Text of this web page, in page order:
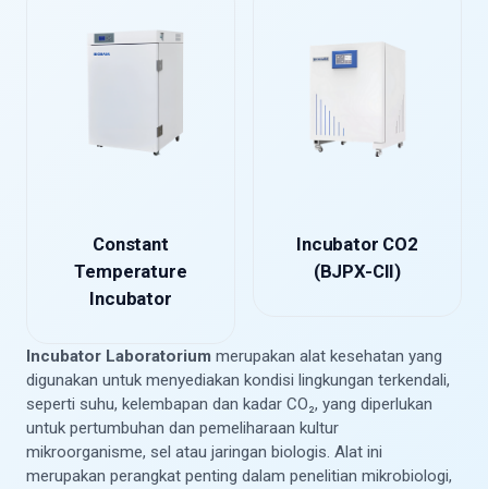
Constant
Temperature
Incubator
Incubator CO2
(BJPX-CII)
Incubator Laboratorium merupakan alat kesehatan yang
digunakan untuk menyediakan kondisi lingkungan terkendali,
seperti suhu, kelembapan dan kadar CO₂, yang diperlukan
untuk pertumbuhan dan pemeliharaan kultur
mikroorganisme, sel atau jaringan biologis. Alat ini
merupakan perangkat penting dalam penelitian mikrobiologi,